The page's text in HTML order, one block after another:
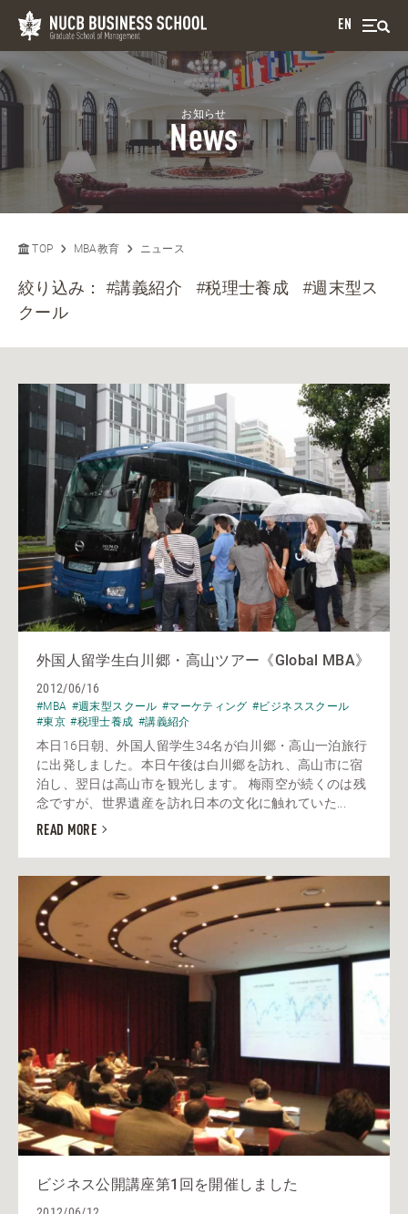
EN
お知らせ
News
TOP MBA教育 ニュース
絞り込み：#講義紹介 #税理士養成
#週末型ス
クール
外国人留学生白川郷・高山ツアー《Global MBA》
2012/06/16
#MBA #週末型スクール #マーケティング #ビジネススクール
#東京 #税理士養成 #講義紹介
本日16日朝、外国人留学生34名が白川郷・高山一泊旅行
に出発しました。本日午後は白川郷を訪れ、高山市に宿
泊し、翌日は高山市を観光します。 梅雨空が続くのは残
念ですが、世界遺産を訪れ日本の文化に触れていた...
READ MORE
ビジネス公開講座第1回を開催しました